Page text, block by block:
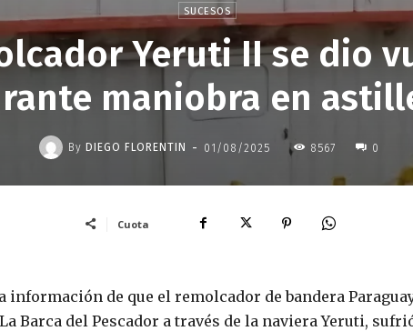
SUCESOS
Yeruti II se dio
maniobra en
By DIEGO FLORENTIN - 01/08/2025 8567 0
Cuota
información de que el remolcador de bandera
Barca del Pescador a través de la naviera Yeruti,